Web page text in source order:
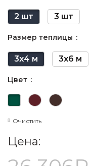
2 шт 3 шт
Размер теплицы
3х4 м 3х6 м
Цвет
Очистить
Цена: